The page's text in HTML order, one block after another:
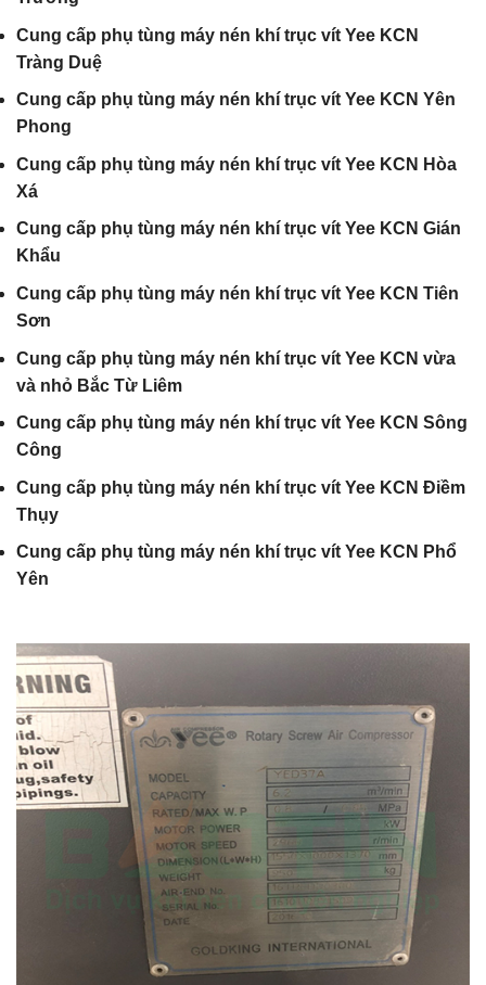
Cung cấp phụ tùng máy nén khí trục vít Yee KCN
Tràng Duệ
Cung cấp phụ tùng máy nén khí trục vít Yee KCN Yên
Phong
Cung cấp phụ tùng máy nén khí trục vít Yee KCN Hòa
Xá
Cung cấp phụ tùng máy nén khí trục vít Yee KCN Gián
Khẩu
Cung cấp phụ tùng máy nén khí trục vít Yee KCN Tiên
Sơn
Cung cấp phụ tùng máy nén khí trục vít Yee KCN vừa
và nhỏ Bắc Từ Liêm
Cung cấp phụ tùng máy nén khí trục vít Yee KCN Sông
Công
Cung cấp phụ tùng máy nén khí trục vít Yee KCN Điềm
Thụy
Cung cấp phụ tùng máy nén khí trục vít Yee KCN Phổ
Yên